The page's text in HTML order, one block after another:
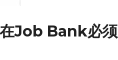
在Job Bank必